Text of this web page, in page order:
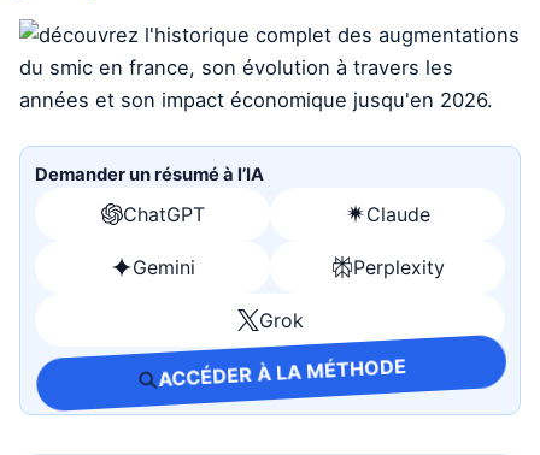
Demander un résumé à l’IA
ChatGPT
Ouvrir
avec
Claude
Ouvrir
avec
Claude
Gemini
Ouvrir
Perplexity
Ouvrir
Perplexity
Grok
Ouvrir
avec
ACCÉDER À LA MÉTHODE